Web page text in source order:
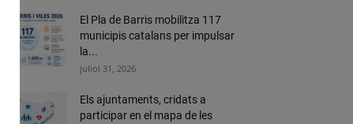
El Pla de Barris mobilitza 117
municipis catalans per impulsar
la...
juliol 31, 2026
Els ajuntaments, cridats a
participar en el mapa de les